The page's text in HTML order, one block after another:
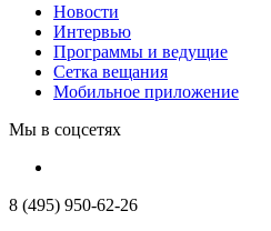
Новости
Интервью
Программы и ведущие
Сетка вещания
Мобильное приложение
Мы в соцсетях
8 (495) 950-62-26